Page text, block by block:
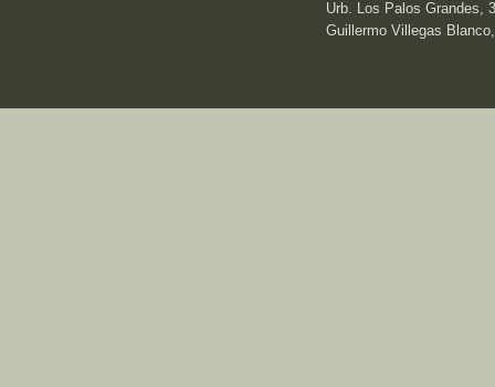
Urb. Los Palos Grandes,
Guillermo Villegas